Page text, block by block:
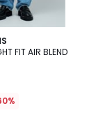
FIT AIR BLEND